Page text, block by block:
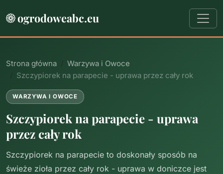
ogrodoweabc.eu
Strona główna
Warzywa i Owoce
Szczypiorek na parapecie - uprawa przez cały rok
WARZYWA I OWOCE
Szczypiorek na parapecie - uprawa
przez cały rok
Szczypiorek na parapecie to doskonały sposób na
świeże zioła przez cały rok - uprawa w doniczce jest